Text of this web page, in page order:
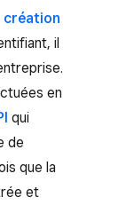
création
il
en
qui
de
que la
et